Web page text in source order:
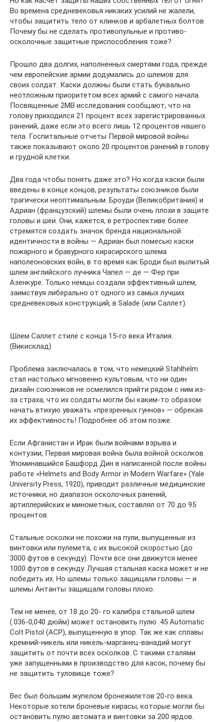
Во времена средневековья никаких усилий не жалели,
чтобы защитить тело от клинков и арбалетных болтов.
Почему бы не сделать противопульные и противо-
осколочные защитные приспособления тоже?
Прошло два долгих, наполненных смертями года, прежде
чем европейские армии додумались до шлемов для
своих солдат. Каски должны были стать буквально
неотложным приоритетом всех армий с самого начала.
Посвященные 2МВ исследования сообщают, что на
голову приходился 21 процент всех зарегистрированных
ранений, даже если это всего лишь 12 процентов нашего
тела. Госпитальные отчеты Первой мировой войны
также показывают около 20 процентов ранений в голову
и грудной клетки.
Два года чтобы понять даже это? Но когда каски были
введены в конце концов, результаты союзников были
трагически неоптимальным. Броуди (Великобритания) и
Адриан (французский) шлемы были очень плохи в защите
головы и шеи. Они, кажется, в ретроспективе более
стремятся создать значок бренда национальной
идентичности в войны — Адриан был помесью каски
пожарного и бравурного кирасирского шлема
наполеоновских войн, в то время как Броди был вылитый
шлем английского лучника Чапел — де — Фер при
Азенкуре. Только немцы создали эффективный шлем,
заимствуя либерально от одного из самых лучших
средневековых конструкций, в Salade (или Саллет).
Шлем Саллет стиле с конца 15-го века Италия.
(Викисклад)
Проблема заключалась в том, что немецкий Stahlhelm
стал настолько мгновенно культовым, что ни один
дизайн союзников не осмелился прийти рядом с ним из-
за страха, что их солдаты могли бы каким-то образом
начать втихую уважать «презренных гуннов» — обрекая
их эффективность! Подробнее об этом позже.
Если Афганистан и Ирак были войнами взрыва и
контузии, Первая мировая война была войной осколков.
Упоминавшийся Башфорд Дин в написанной после войны
работе «Helmets and Body Armor in Modern Warfare» (Yale
University Press, 1920), приводит различные медицинские
источники, но диапазон осколочных ранений,
артиллерийских и минометных, составлял от 70 до 95
процентов.
Стальные осколки не похожи на пули, выпущенные из
винтовки или пулемета, с их высокой скоростью (до
3000 футов в секунду). Почти все они движутся менее
1000 футов в секунду. Лучшая стальная каска может и не
победить их. Но шлемы только защищали головы — и
шлемы Антанты защищали головы плохо.
Тем не менее, от 18 до 20- го калибра стальной шлем
(.036-0,040 дюйм) может остановить пулю .45 Automatic
Colt Pistol (ACP), выпущенную в упор. Так же как сплавы
кремний-никель или никель-марганец-ванадий могут
защитить от почти всех осколков. С такими сталями
уже запущенными в производство для касок, почему бы
не защитить туловище тоже?
Вес был большим жупелом бронежилетов 20-го века.
Некоторые хотели броневые кирасы, которые могли бы
остановить пулю автомата и винтовки за 200 ярдов.